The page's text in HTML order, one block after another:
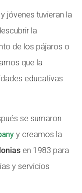
jóvenes tuvieran la
la
de los pájaros o
que la
educativas
se sumaron
y creamos la
en 1983 para
y servicios